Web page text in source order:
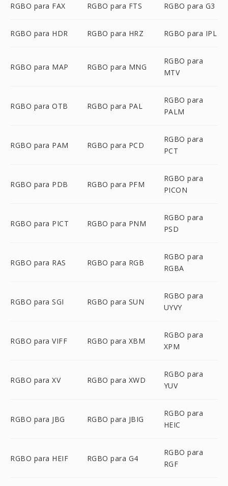
RGBO para FAX RGBO para FTS RGBO para G3
RGBO para HDR RGBO para HRZ RGBO para IPL
RGBO para MAP RGBO para MNG
RGBO para
MTV
RGBO para OTB RGBO para PAL
RGBO para
PALM
RGBO para PAM RGBO para PCD
RGBO para
PCT
RGBO para PDB RGBO para PFM
RGBO para
PICON
RGBO para PICT RGBO para PNM
RGBO para
PSD
RGBO para RAS RGBO para RGB
RGBO para
RGBA
RGBO para SGI RGBO para SUN
RGBO para
UYVY
RGBO para VIFF RGBO para XBM
RGBO para
XPM
RGBO para XV RGBO para XWD
RGBO para
YUV
RGBO para JBG RGBO para JBIG
RGBO para
HEIC
RGBO para HEIF RGBO para G4
RGBO para
RGF